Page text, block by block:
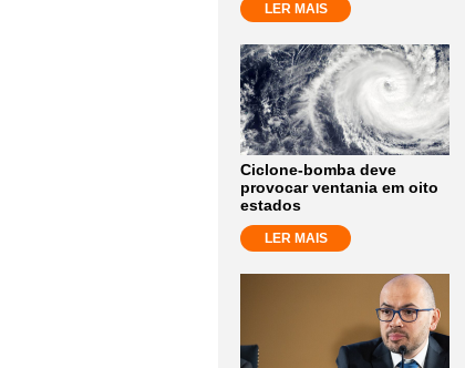
LER MAIS
Ciclone-bomba deve
provocar ventania em oito
estados
LER MAIS